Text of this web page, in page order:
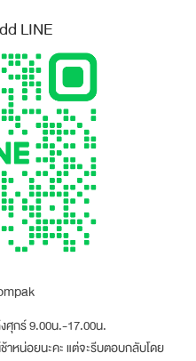
LINE
ศุกร์ 9.00น.-17.00น.
าหน่อยนะคะ แต่จะรีบตอบกลับโดย